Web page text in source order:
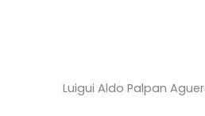
Luigui Aldo Palpan